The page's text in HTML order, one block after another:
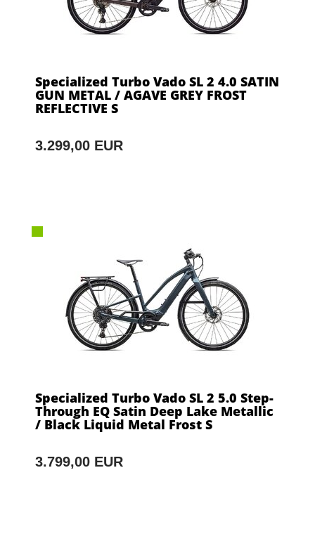
Specialized Turbo Vado SL 2 4.0 SATIN
GUN METAL / AGAVE GREY FROST
REFLECTIVE S
3.299,00 EUR
Specialized Turbo Vado SL 2 5.0 Step-
Through EQ Satin Deep Lake Metallic
/ Black Liquid Metal Frost S
3.799,00 EUR